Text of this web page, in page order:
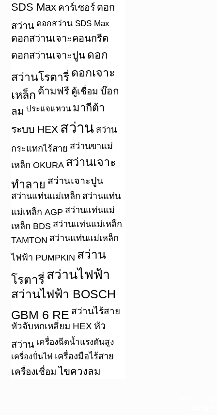
SDS Max คาร์เซอร์ ดอก
สว่าน ดอกสว่าน SDS Max
ดอกสว่านเจาะคอนกรีต
ดอกสว่านเจาะปูน ดอก
สว่านโรตารี่ ดอกเจาะ
เหล็ก ด้ามฟรี ตู้เชื่อม บ๊อก
ลม ประแจแหวน มากีต้า
ระบบ HEX สว่าน สว่าน
กระแทกไร้สาย สว่านขาแม่
เหล็ก OKURA สว่านเจาะ
ทำลาย สว่านเจาะปูน
สว่านแท่นแม่เหล็ก สว่านแท่น
แม่เหล็ก AGP สว่านแท่นแม่
เหล็ก BDS สว่านแท่นแม่เหล็ก
TAMTON สว่านแท่นแม่เหล็ก
ไฟฟ้า PUMPKIN สว่าน
โรตารี่ สว่านไฟฟ้า
สว่านไฟฟ้า BOSCH
GBM 6 RE สว่านไร้สาย
หัวจับหกเหลี่ยม HEX หัว
สว่าน เครื่องฉีดน้ำแรงดันสูง
เครื่องปั่นไฟ เครื่องมือไร้สาย
เครื่องเชื่อม ไขควงลม